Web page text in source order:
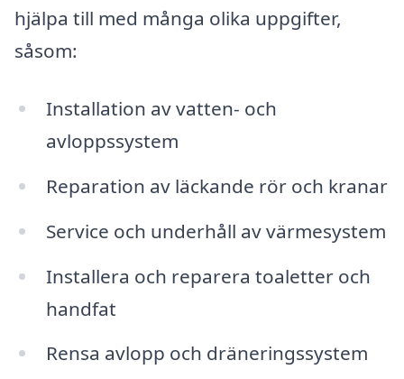
hjälpa till med många olika uppgifter,
såsom:
Installation av vatten- och
avloppssystem
Reparation av läckande rör och kranar
Service och underhåll av värmesystem
Installera och reparera toaletter och
handfat
Rensa avlopp och dräneringssystem